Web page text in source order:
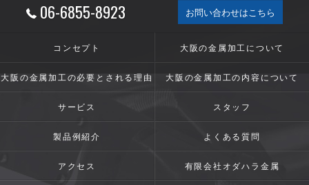
06-6855-8923 お問い合わせはこちら
コンセプト 大阪の金属加工について
大阪の金属加工の必要とされる理由 大阪の金属加工の内容について
サービス スタッフ
製品例紹介 よくある質問
アクセス 有限会社オダハラ金属